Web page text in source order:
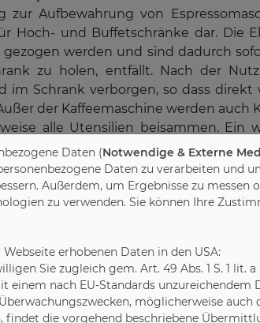
zur Aufbewahrung von
Hoch- und Buffetschränke dar.
gezogen werden und sind dadurch
zu holen, entfällt. Nach der
im Schrank verborgen, so dass
der Kaffeemaschine werden
alle Utensilien beisammen. Ein
betrieben, entweicht der
oder Falttüren
lassen sich Küchengeräte auch in
die Arbeitsplatte geschoben. Die
nicht im Weg stehen. Eine weitere
und dann in die Seitenwände schieben
Daten (Notwendige & Externe
Daten zu verarbeiten und
Außerdem, um Ergebnisse zu
zu verwenden. Sie können Ihre
erhobenen Daten in den USA:
Sie zugleich gem. Art. 49 Abs. 1 S. 1
einem nach EU-Standards
möglicherweise
findet die vorgehend beschriebene